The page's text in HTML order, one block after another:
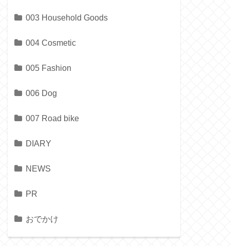
003 Household Goods
004 Cosmetic
005 Fashion
006 Dog
007 Road bike
DIARY
NEWS
PR
おでかけ